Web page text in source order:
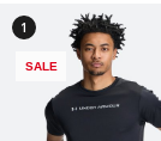
1
SALE